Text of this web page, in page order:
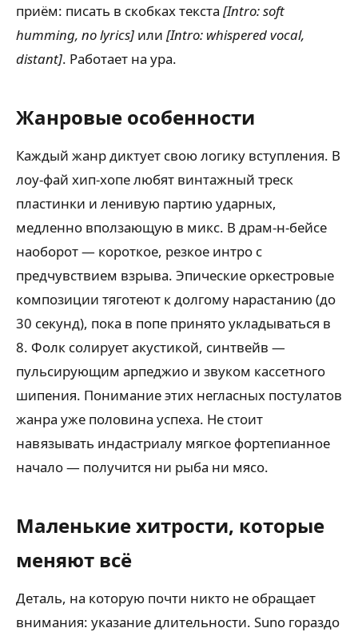
приём: писать в скобках текста [Intro: soft
humming, no lyrics] или [Intro: whispered vocal,
distant]. Работает на ура.
Жанровые особенности
Каждый жанр диктует свою логику вступления. В
лоу-фай хип-хопе любят винтажный треск
пластинки и ленивую партию ударных,
медленно вползающую в микс. В драм-н-бейсе
наоборот — короткое, резкое интро с
предчувствием взрыва. Эпические оркестровые
композиции тяготеют к долгому нарастанию (до
30 секунд), пока в попе принято укладываться в
8. Фолк солирует акустикой, синтвейв —
пульсирующим арпеджио и звуком кассетного
шипения. Понимание этих негласных постулатов
жанра уже половина успеха. Не стоит
навязывать индастриалу мягкое фортепианное
начало — получится ни рыба ни мясо.
Маленькие хитрости, которые
меняют всё
Деталь, на которую почти никто не обращает
внимания: указание длительности. Suno гораздо